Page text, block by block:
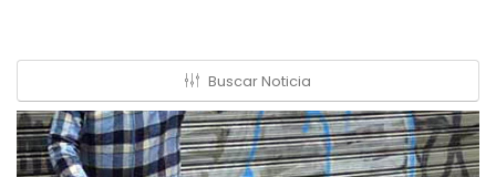
Buscar Noticia